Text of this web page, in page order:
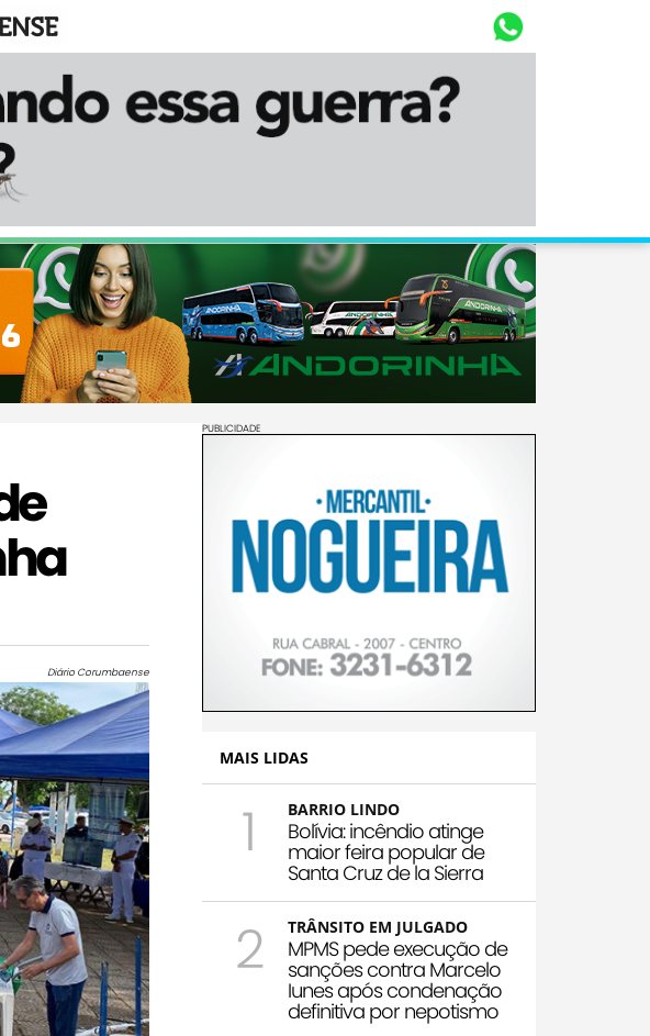
Diário Corumbaense
Diário Corumbaense
PUBLICIDADE
MAIS LIDAS
1 BARRIO LINDO
Bolívia: incêndio atinge
maior feira popular de
Santa Cruz de la Sierra
2 TRÂNSITO EM JULGADO
MPMS pede execução de
sanções contra Marcelo
Iunes após condenação
definitiva por nepotismo